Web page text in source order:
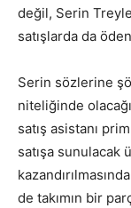
değil, Serin
satışlarda da
Serin sözlerine
niteliğinde
satış asistanı
satışa
de takımın bir